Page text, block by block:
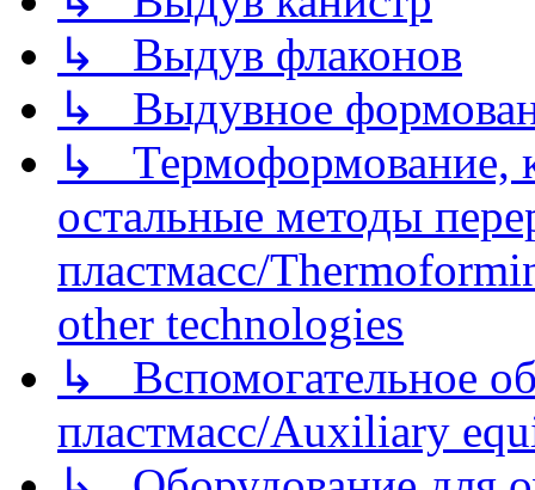
↳ Выдув флаконов
↳ Выдувное
↳ Термоформование,
остальные методы
пластмасс/
other technologies
↳ Вспомогательное
пластмасс/Auxiliary